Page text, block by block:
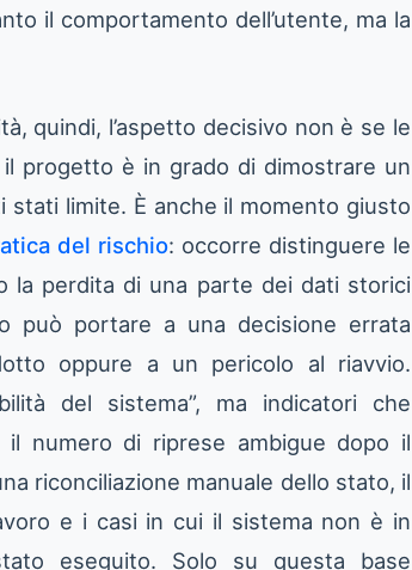
il comportamento dell’utente, ma la
quindi, l’aspetto decisivo non è se le
progetto è in grado di dimostrare un
limite. È anche il momento giusto
del rischio: occorre distinguere le
la perdita di una parte dei dati storici
può portare a una decisione errata
oppure a un pericolo al riavvio.
del sistema”, ma indicatori che
numero di riprese ambigue dopo il
riconciliazione manuale dello stato, il
e i casi in cui il sistema non è in
eseguito. Solo su questa base